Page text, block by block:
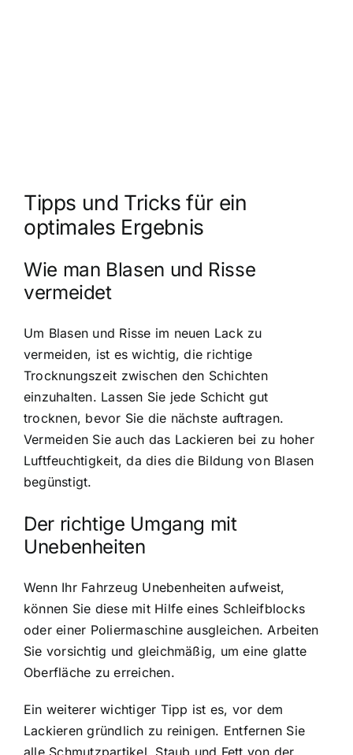
Tipps und Tricks für ein
optimales Ergebnis
Wie man Blasen und Risse
vermeidet
Um Blasen und Risse im neuen Lack zu
vermeiden, ist es wichtig, die richtige
Trocknungszeit zwischen den Schichten
einzuhalten. Lassen Sie jede Schicht gut
trocknen, bevor Sie die nächste auftragen.
Vermeiden Sie auch das Lackieren bei zu hoher
Luftfeuchtigkeit, da dies die Bildung von Blasen
begünstigt.
Der richtige Umgang mit
Unebenheiten
Wenn Ihr Fahrzeug Unebenheiten aufweist,
können Sie diese mit Hilfe eines Schleifblocks
oder einer Poliermaschine ausgleichen. Arbeiten
Sie vorsichtig und gleichmäßig, um eine glatte
Oberfläche zu erreichen.
Ein weiterer wichtiger Tipp ist es, vor dem
Lackieren gründlich zu reinigen. Entfernen Sie
alle Schmutzpartikel, Staub und Fett von der